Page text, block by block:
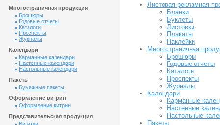
Многостраничная продукция
Брошюры
Годовые отчеты
Каталоги
Проспекты
Журналы
Календари
Карманные календари
Настенные календари
Настольные календари
Пакеты
Бумажные пакеты
Оформление витрин
Оформление витрин
Представительская продукция
Визитки
Листовая рекламная
Бланки
Буклеты
Листовки
Плакаты
Наклейки
Многостраничная
Брошюры
Годовые отчеты
Каталоги
Проспекты
Журналы
Календари
Карманные
Настенные
Настольные
Пакеты